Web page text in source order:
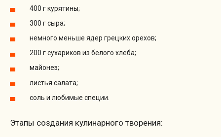
400 г курятины;
300 г сыра;
немного меньше ядер грецких орехов;
200 г сухариков из белого хлеба;
майонез;
листья салата;
соль и любимые специи.
Этапы создания кулинарного творения: